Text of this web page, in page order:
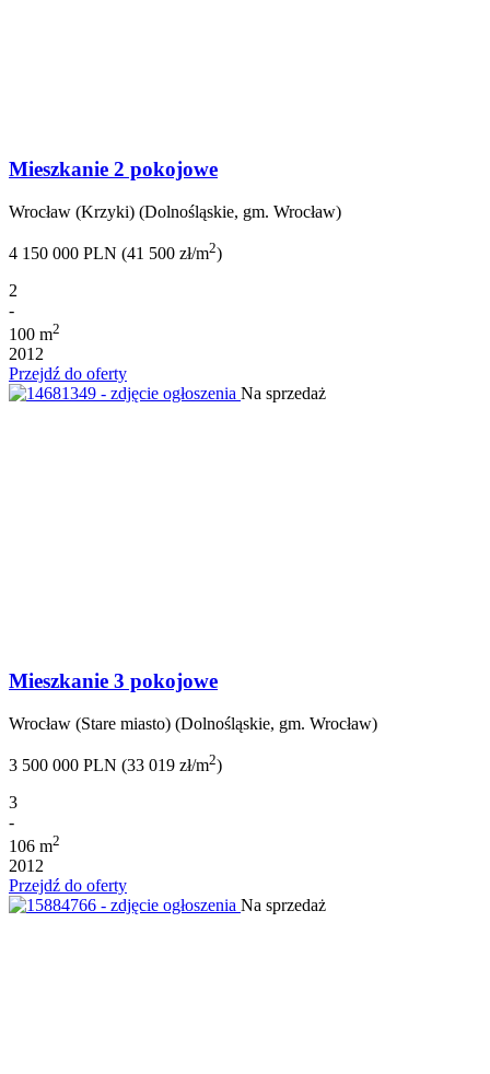
Mieszkanie 2 pokojowe
Wrocław (Krzyki) (Dolnośląskie, gm. Wrocław)
4 150 000 PLN (41 500 zł/m2)
2
-
100 m2
2012
Przejdź do oferty
Na sprzedaż
Mieszkanie 3 pokojowe
Wrocław (Stare miasto) (Dolnośląskie, gm. Wrocław)
3 500 000 PLN (33 019 zł/m2)
3
-
106 m2
2012
Przejdź do oferty
Na sprzedaż